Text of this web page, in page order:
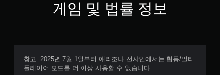
게임 및 법률 정보
참고: 2025년 7월 1일부터 애리조나 선샤인에서는 협동/멀티
플레이어 모드를 더 이상 사용할 수 없습니다.